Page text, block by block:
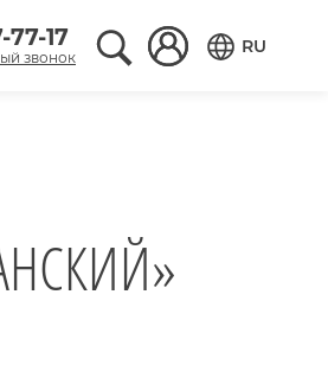
77-17
звонок
Поиск по сайту
Вход в аккаунт
RU